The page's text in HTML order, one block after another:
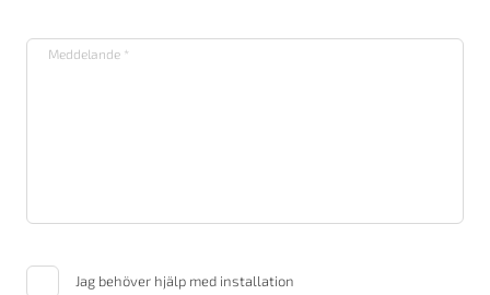
Jag behöver hjälp med installation